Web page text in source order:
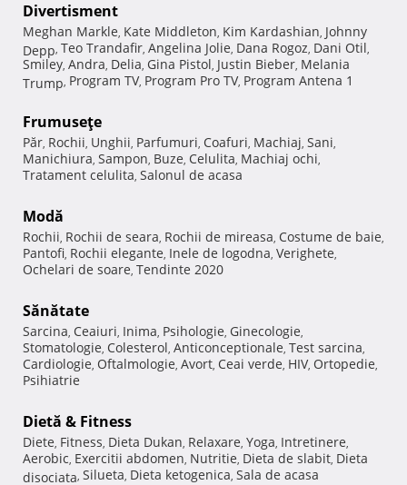
Divertisment
Meghan Markle, Kate Middleton, Kim Kardashian, Johnny
Depp, Teo Trandafir, Angelina Jolie, Dana Rogoz, Dani Otil,
Smiley, Andra, Delia, Gina Pistol, Justin Bieber, Melania
Trump, Program TV, Program Pro TV, Program Antena 1
Frumuseţe
Păr, Rochii, Unghii, Parfumuri, Coafuri, Machiaj, Sani,
Manichiura, Sampon, Buze, Celulita, Machiaj ochi,
Tratament celulita, Salonul de acasa
Modă
Rochii, Rochii de seara, Rochii de mireasa, Costume de baie,
Pantofi, Rochii elegante, Inele de logodna, Verighete,
Ochelari de soare, Tendinte 2020
Sănătate
Sarcina, Ceaiuri, Inima, Psihologie, Ginecologie,
Stomatologie, Colesterol, Anticonceptionale, Test sarcina,
Cardiologie, Oftalmologie, Avort, Ceai verde, HIV, Ortopedie,
Psihiatrie
Dietă & Fitness
Diete, Fitness, Dieta Dukan, Relaxare, Yoga, Intretinere,
Aerobic, Exercitii abdomen, Nutritie, Dieta de slabit, Dieta
disociata, Silueta, Dieta ketogenica, Sala de acasa